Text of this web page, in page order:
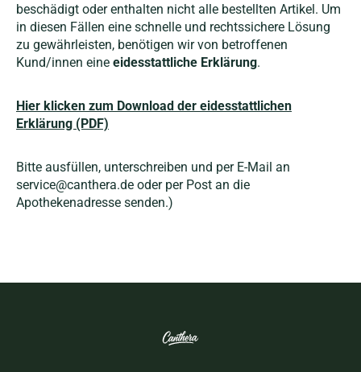
beschädigt oder enthalten nicht alle bestellten Artikel. Um
in diesen Fällen eine schnelle und rechtssichere Lösung
zu gewährleisten, benötigen wir von betroffenen
Kund/innen eine eidesstattliche Erklärung.
Hier klicken zum Download der eidesstattlichen
Erklärung (PDF)
Bitte ausfüllen, unterschreiben und per E-Mail an
service@canthera.de oder per Post an die
Apothekenadresse senden.)